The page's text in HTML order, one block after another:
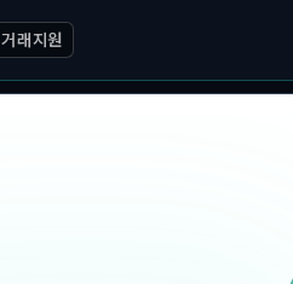
거래지원